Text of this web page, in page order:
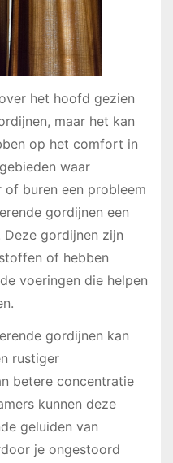
het hoofd gezien
maar het kan
op het comfort in
waar
buren een probleem
gordijnen een
gordijnen zijn
of hebben
voeringen die helpen
gordijnen kan
rustiger
betere concentratie
kunnen deze
geluiden van
je ongestoord